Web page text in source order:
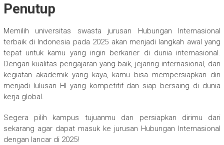
Penutup
Memilih universitas swasta jurusan Hubungan Internasional
terbaik di Indonesia pada 2025 akan menjadi langkah awal yang
tepat untuk kamu yang ingin berkarier di dunia internasional.
Dengan kualitas pengajaran yang baik, jejaring internasional, dan
kegiatan akademik yang kaya, kamu bisa mempersiapkan diri
menjadi lulusan HI yang kompetitif dan siap bersaing di dunia
kerja global.
Segera pilih kampus tujuanmu dan persiapkan dirimu dari
sekarang agar dapat masuk ke jurusan Hubungan Internasional
dengan lancar di 2025!